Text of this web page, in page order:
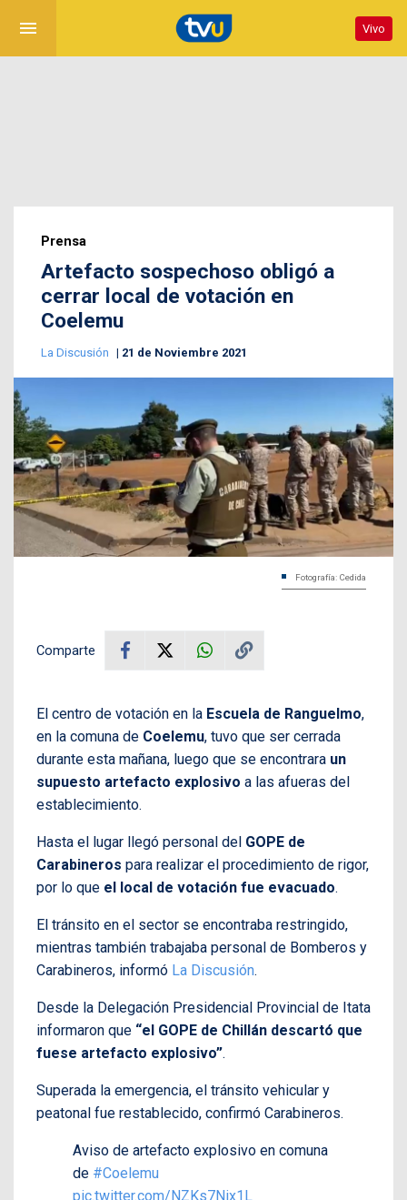
menu Vivo
Prensa
Artefacto sospechoso obligó a
cerrar local de votación en
Coelemu
La Discusión 21 de Noviembre 2021
Fotografía: Cedida
Comparte
El centro de votación en la Escuela de Ranguelmo,
en la comuna de Coelemu, tuvo que ser cerrada
durante esta mañana, luego que se encontrara un
supuesto artefacto explosivo a las afueras del
establecimiento.
Hasta el lugar llegó personal del GOPE de
Carabineros para realizar el procedimiento de rigor,
por lo que el local de votación fue evacuado.
El tránsito en el sector se encontraba restringido,
mientras también trabajaba personal de Bomberos y
Carabineros, informó La Discusión.
Desde la Delegación Presidencial Provincial de Itata
informaron que “el GOPE de Chillán descartó que
fuese artefacto explosivo”.
Superada la emergencia, el tránsito vehicular y
peatonal fue restablecido, confirmó Carabineros.
Aviso de artefacto explosivo en comuna
de #Coelemu
pic.twitter.com/NZKs7Nix1L